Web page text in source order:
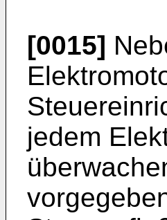
[0015]
jedem